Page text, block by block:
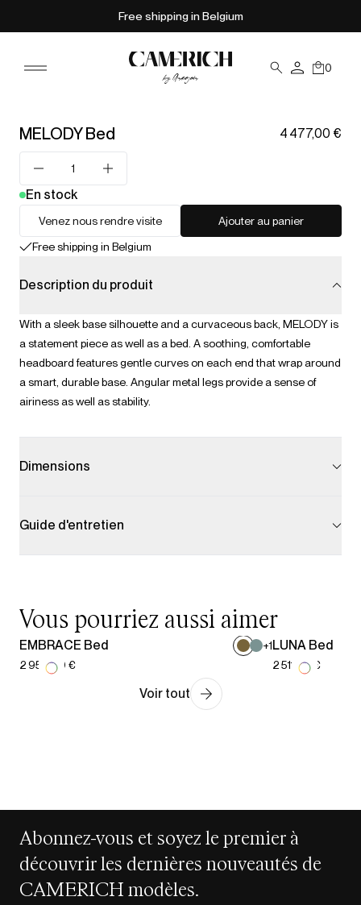
Free shipping in Belgium
0
MELODY Bed 4 477,00 €
En stock
Venez nous rendre visite
Ajouter au panier
Free shipping in Belgium
Description du produit
With a sleek base silhouette and a curvaceous back, MELODY is
a statement piece as well as a bed. A soothing, comfortable
headboard features gentle curves on each end that wrap around
a smart, durable base. Angular metal legs provide a sense of
airiness as well as stability.
Dimensions
Guide d'entretien
Vous pourriez aussi aimer
EMBRACE Bed +1
2 952,00 €
LUNA Bed
2 511,00 €
Voir tout
Abonnez-vous et soyez le premier à
découvrir les dernières nouveautés de
CAMERICH modèles.